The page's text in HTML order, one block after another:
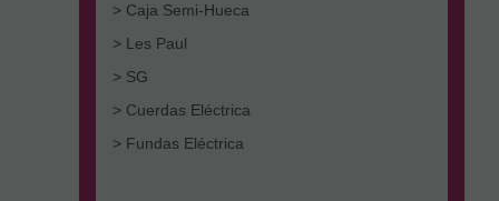
> Caja Semi-Hueca
> Les Paul
> SG
> Cuerdas Eléctrica
> Fundas Eléctrica